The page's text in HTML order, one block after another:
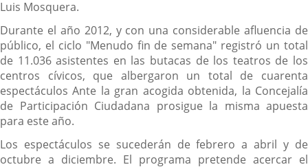
Luis Mosquera.
Durante el año 2012, y con una considerable afluencia de
público, el ciclo "Menudo fin de semana" registró un total
de 11.036 asistentes en las butacas de los teatros de los
centros cívicos, que albergaron un total de cuarenta
espectáculos Ante la gran acogida obtenida, la Concejalía
de Participación Ciudadana prosigue la misma apuesta
para este año.
Los espectáculos se sucederán de febrero a abril y de
octubre a diciembre. El programa pretende acercar el